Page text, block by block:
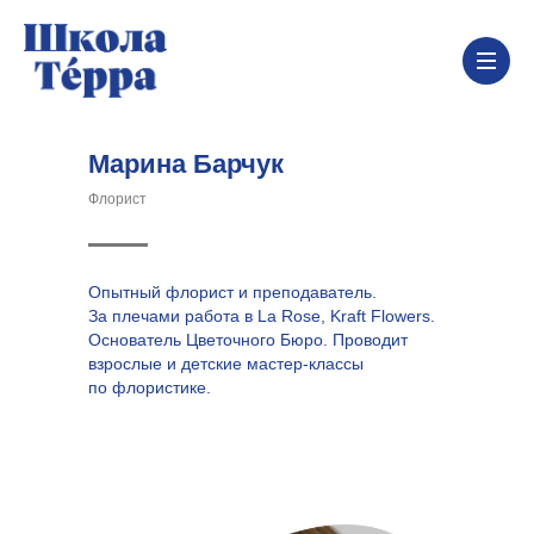
Флорист
Марина Барчук
Опытный флорист и преподаватель.
За плечами работа в La Rose, Kraft Flowers.
Основатель Цветочного Бюро. Проводит
взрослые и детские мастер-классы
по флористике.